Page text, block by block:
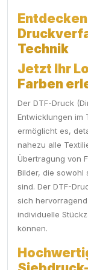
Technik
Jetzt Ihr
Farben
Der DTF-Druck
Entwicklungen im
ermöglicht es,
nahezu alle
Übertragung von
Bilder, die
sind. Der DTF-
sich
individuelle
können.